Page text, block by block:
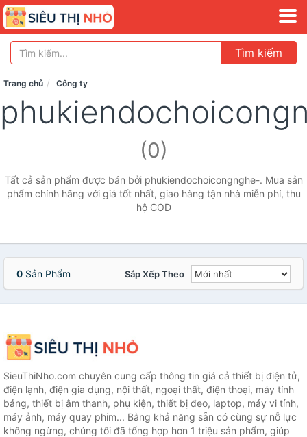
Tìm kiếm
Trang chủ Công ty
(0)
Tất cả sản phẩm được bán bởi phukiendochoicongnghe-. Mua sản
phẩm chính hãng với giá tốt nhất, giao hàng tận nhà miễn phí, thu
hộ COD
0 Sản Phẩm Sắp Xếp Theo
SieuThiNho.com chuyên cung cấp thông tin giá cả thiết bị điện tử,
điện lạnh, điện gia dụng, nội thất, ngoại thất, điện thoại, máy tính
bảng, thiết bị âm thanh, phụ kiện, thiết bị đeo, laptop, máy vi tính,
máy ảnh, máy quay phim... Bằng khả năng sẵn có cùng sự nỗ lực
không ngừng, chúng tôi đã tổng hợp hơn 1 triệu sản phẩm, giúp